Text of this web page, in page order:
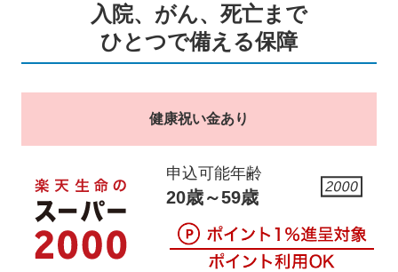
入院、がん、死亡まで
ひとつで備える保障
健康祝い金あり
申込可能年齢
20歳～59歳